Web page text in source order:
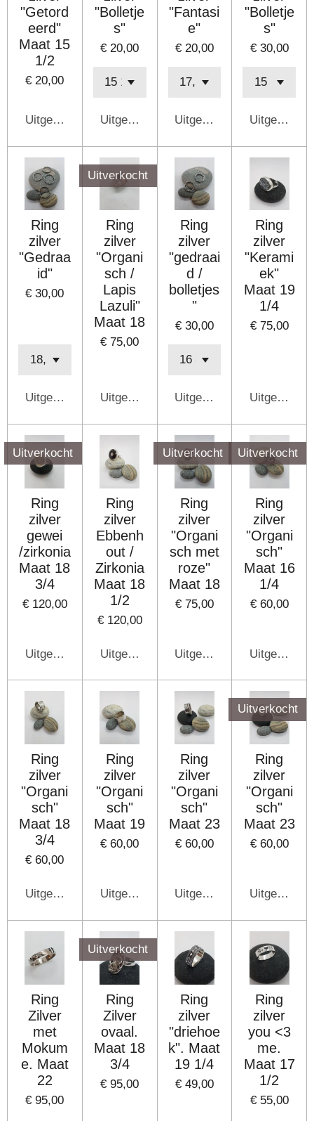
"Getord
eerd"
Maat 15
1/2
€ 20,00
Uitgeschakeld
"Bolletje
s"
€ 20,00
Uitgeschakeld
"Fantasi
e"
€ 20,00
Uitgeschakeld
"Bolletje
s"
€ 30,00
Ring
zilver
"Gedraa
id"
€ 30,00
Uitgeschakeld
Uitverkocht
Ring
zilver
"Organi
sch /
Lapis
Lazuli"
Maat 18
€ 75,00
Uitgeschakeld
Ring
zilver
"gedraai
d /
bolletjes
"
€ 30,00
Uitgeschakeld
Ring
zilver
"Kerami
ek"
Maat 19
1/4
€ 75,00
Uitverkocht
Ring
zilver
gewei
/zirkonia
Maat 18
3/4
€ 120,00
Uitgeschakeld
Ring
zilver
Ebbenh
out /
Zirkonia
Maat 18
1/2
€ 120,00
Uitgeschakeld
Uitverkocht
Ring
zilver
"Organi
sch met
roze"
Maat 18
€ 75,00
Uitgeschakeld
Uitverkocht
Ring
zilver
"Organi
sch"
Maat 16
1/4
€ 60,00
Ring
zilver
"Organi
sch"
Maat 18
3/4
€ 60,00
Uitgeschakeld
Ring
zilver
"Organi
sch"
Maat 19
€ 60,00
Uitgeschakeld
Ring
zilver
"Organi
sch"
Maat 23
€ 60,00
Uitgeschakeld
Uitverkocht
Ring
zilver
"Organi
sch"
Maat 23
€ 60,00
Ring
Zilver
met
Mokum
e. Maat
22
€ 95,00
Uitverkocht
Ring
Zilver
ovaal.
Maat 18
3/4
€ 95,00
Ring
zilver
"driehoe
k". Maat
19 1/4
€ 49,00
Ring
zilver
you <3
me.
Maat 17
1/2
€ 55,00